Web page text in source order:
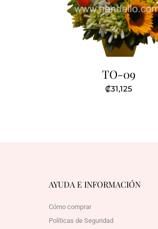
TO-09
₡31,125
AYUDA E INFORMACIÓN
Cómo comprar
Políticas de Seguridad